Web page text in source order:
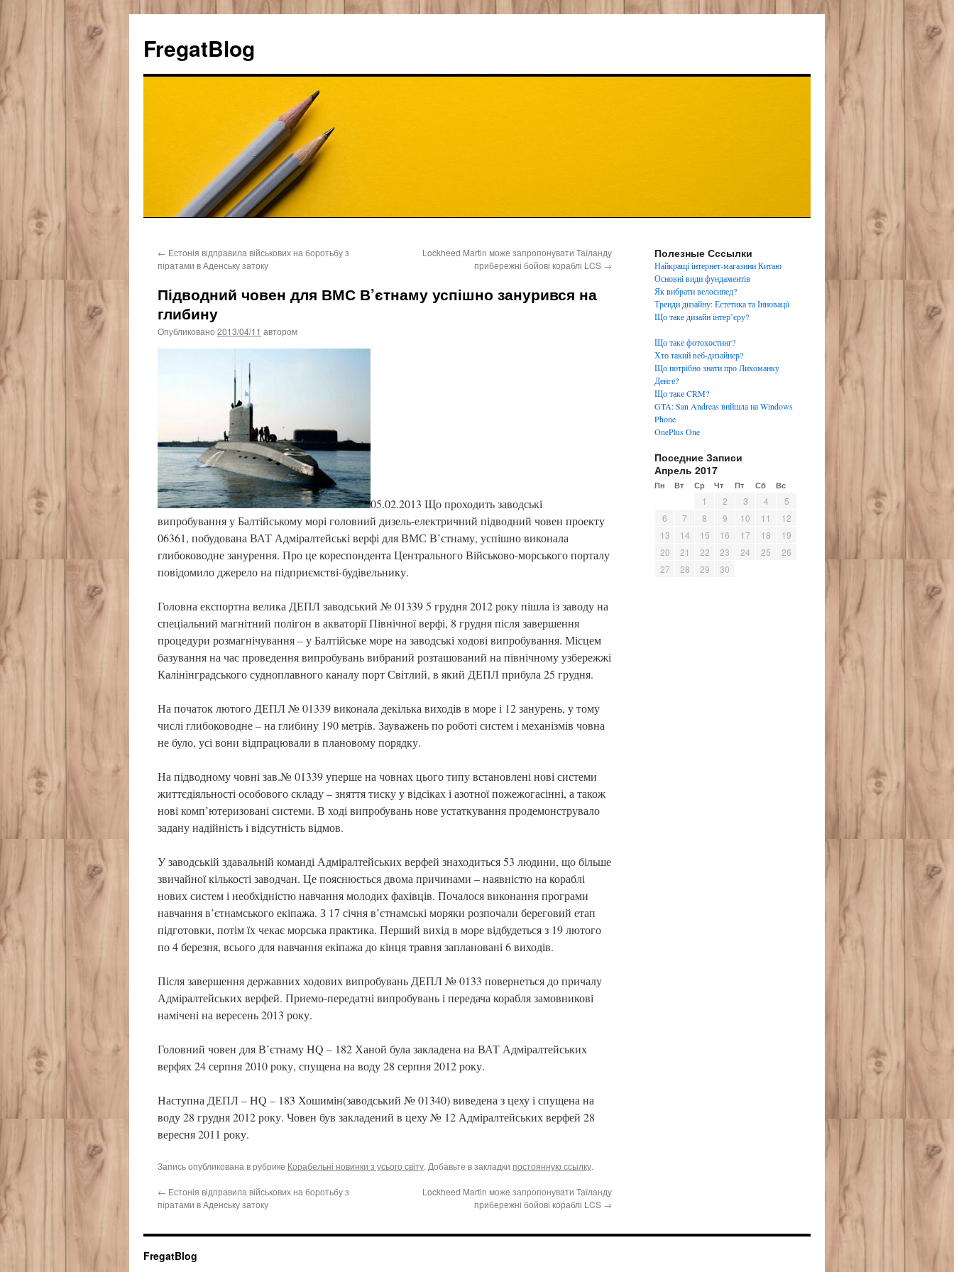
FregatBlog
← Естонія відправила військових на боротьбу з
піратами в Аденську затоку
Lockheed Martin може запропонувати Таїланду
прибережні бойові кораблі LCS →
Підводний човен для ВМС В’єтнаму успішно занурився на
глибину
Опубликовано 2013/04/11 автором
05.02.2013 Що проходить заводські
випробування у Балтійському морі головний дизель-електричний підводний човен проекту
06361, побудована ВАТ Адміралтейські верфі для ВМС В’єтнаму, успішно виконала
глибоководне занурення. Про це кореспондента Центрального Військово-морського порталу
повідомило джерело на підприємстві-будівельнику.
Головна експортна велика ДЕПЛ заводський № 01339 5 грудня 2012 року пішла із заводу на
спеціальний магнітний полігон в акваторії Північної верфі, 8 грудня після завершення
процедури розмагнічування – у Балтійське море на заводські ходові випробування. Місцем
базування на час проведення випробувань вибраний розташований на північному узбережжі
Калінінградського судноплавного каналу порт Світлий, в який ДЕПЛ прибула 25 грудня.
На початок лютого ДЕПЛ № 01339 виконала декілька виходів в море і 12 занурень, у тому
числі глибоководне – на глибину 190 метрів. Зауважень по роботі систем і механізмів човна
не було, усі вони відпрацювали в плановому порядку.
На підводному човні зав.№ 01339 уперше на човнах цього типу встановлені нові системи
життєдіяльності особового складу – зняття тиску у відсіках і азотної пожежогасінні, а також
нові комп’ютеризовані системи. В ході випробувань нове устаткування продемонструвало
задану надійність і відсутність відмов.
У заводській здавальній команді Адміралтейських верфей знаходиться 53 людини, що більше
звичайної кількості заводчан. Це пояснюється двома причинами – наявністю на кораблі
нових систем і необхідністю навчання молодих фахівців. Почалося виконання програми
навчання в’єтнамського екіпажа. З 17 січня в’єтнамські моряки розпочали береговий етап
підготовки, потім їх чекає морська практика. Перший вихід в море відбудеться з 19 лютого
по 4 березня, всього для навчання екіпажа до кінця травня заплановані 6 виходів.
Після завершення державних ходових випробувань ДЕПЛ № 0133 повернеться до причалу
Адміралтейських верфей. Приемо-передатні випробувань і передача корабля замовникові
намічені на вересень 2013 року.
Головний човен для В’єтнаму HQ – 182 Ханой була закладена на ВАТ Адміралтейських
верфях 24 серпня 2010 року, спущена на воду 28 серпня 2012 року.
Наступна ДЕПЛ – HQ – 183 Хошимін(заводський № 01340) виведена з цеху і спущена на
воду 28 грудня 2012 року. Човен був закладений в цеху № 12 Адміралтейських верфей 28
вересня 2011 року.
Запись опубликована в рубрике Корабельні новинки з усього світу. Добавьте в закладки постоянную ссылку.
← Естонія відправила військових на боротьбу з
піратами в Аденську затоку
Lockheed Martin може запропонувати Таїланду
прибережні бойові кораблі LCS →
Полезные Сссылки
Найкращі інтернет-магазини Китаю
Основні види фундаментів
Як вибрати велосипед?
Тренди дизайну: Естетика та Інновації
Що таке дизайн інтер’єру?
Що таке фотохостинг?
Хто такий веб-дизайнер?
Що потрібно знати про Лихоманку
Денге?
Що таке CRM?
GTA: San Andreas вийшла на Windows
Phone
OnePlus One
Поседние Записи
Апрель 2017
Пн Вт Ср Чт Пт Сб Вс
1 2 3 4
5
6
7 8 9 10 11
12
13
14 15 16 17 18
19
20
21 22 23 24 25
26
27
28 29 30
FregatBlog